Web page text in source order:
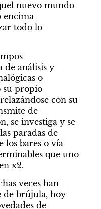
nuevo mundo
encima
todo lo
de análisis y
o
su propio
con su
de
se investiga y se
paradas de
los bares o vía
que uno
x2.
veces han
de brújula, hoy
de